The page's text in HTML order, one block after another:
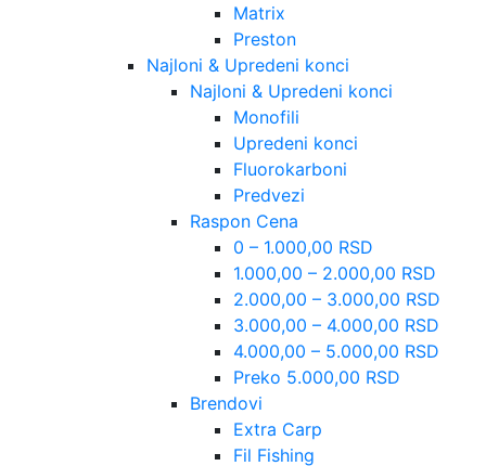
Matrix
Preston
Najloni & Upredeni konci
Najloni & Upredeni konci
Monofili
Upredeni konci
Fluorokarboni
Predvezi
Raspon Cena
0 – 1.000,00 RSD
1.000,00 – 2.000,00 RSD
2.000,00 – 3.000,00 RSD
3.000,00 – 4.000,00 RSD
4.000,00 – 5.000,00 RSD
Preko 5.000,00 RSD
Brendovi
Extra Carp
Fil Fishing